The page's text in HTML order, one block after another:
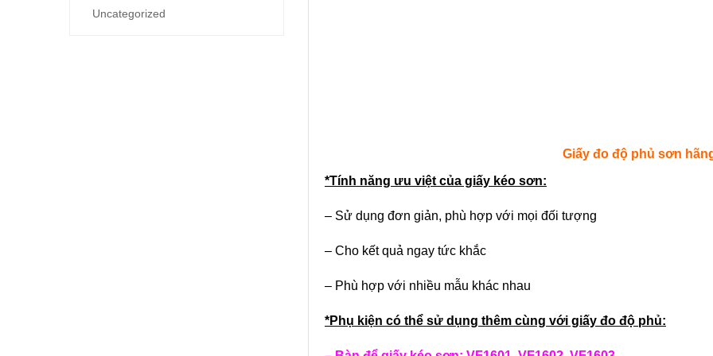
Giấy đo độ phủ sơn
*Tính năng ưu việt của giấy kéo sơn:
– Sử dụng đơn giản, phù hợp với mọi đối tượng
– Cho kết quả ngay tức khắc
– Phù hợp với nhiều mẫu khác nhau
*Phụ kiện có thể sử dụng thêm cùng với giấy đo độ phủ:
Uncategorized